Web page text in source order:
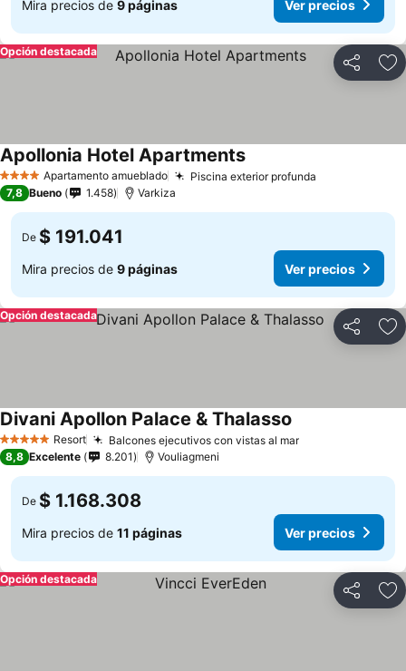
Mira precios de 9 páginas Ver precios
Compartir
Opción destacada
4 EstrellasApartamento amueblado Piscina exterior profunda
Apollonia Hotel ApartmentsVer precios
7,8 Bueno 1.458 Varkiza
De $ 191.041
Mira precios de 9 páginas Ver precios
Compartir
Opción destacada
5 Estrellas Resort Balcones ejecutivos con vistas al marVer precios
Divani Apollon Palace & Thalasso
8,8 Excelente 8.201 Vouliagmeni
De $ 1.168.308
Mira precios de 11 páginas Ver precios
Compartir
Opción destacada